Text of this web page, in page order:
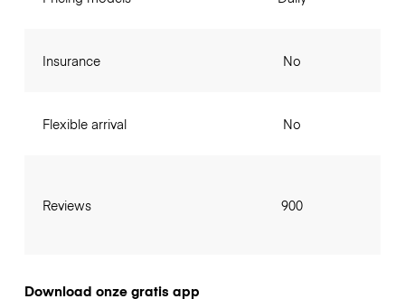
Insurance
Flexible arrival
Reviews
No
No
900
Download onze gratis app